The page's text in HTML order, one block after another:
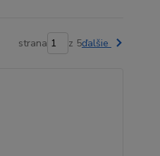
strana z 5ďalšie